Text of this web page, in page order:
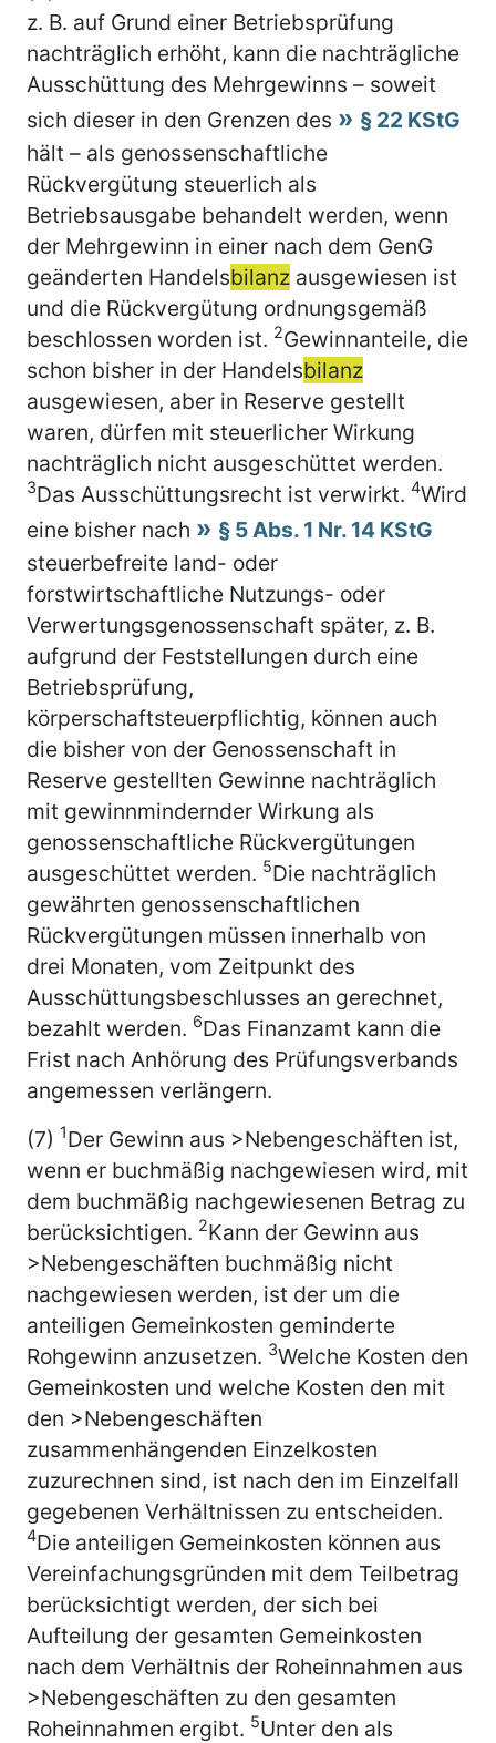
z. B. auf Grund einer Betriebsprüfung
nachträglich erhöht, kann die nachträgliche
Ausschüttung des Mehrgewinns – soweit
sich dieser in den Grenzen des
§ 22 KStG
hält – als genossenschaftliche
Rückvergütung steuerlich als
Betriebsausgabe behandelt werden, wenn
der Mehrgewinn in einer nach dem GenG
geänderten Handelsbilanz ausgewiesen ist
und die Rückvergütung ordnungsgemäß
beschlossen worden ist. 2Gewinnanteile, die
schon bisher in der Handelsbilanz
ausgewiesen, aber in Reserve gestellt
waren, dürfen mit steuerlicher Wirkung
nachträglich nicht ausgeschüttet werden.
3Das Ausschüttungsrecht ist verwirkt. 4Wird
eine bisher nach
§ 5 Abs. 1 Nr. 14 KStG
steuerbefreite land- oder
forstwirtschaftliche Nutzungs- oder
Verwertungsgenossenschaft später, z. B.
aufgrund der Feststellungen durch eine
Betriebsprüfung,
körperschaftsteuerpflichtig, können auch
die bisher von der Genossenschaft in
Reserve gestellten Gewinne nachträglich
mit gewinnmindernder Wirkung als
genossenschaftliche Rückvergütungen
ausgeschüttet werden. 5Die nachträglich
gewährten genossenschaftlichen
Rückvergütungen müssen innerhalb von
drei Monaten, vom Zeitpunkt des
Ausschüttungsbeschlusses an gerechnet,
bezahlt werden. 6Das Finanzamt kann die
Frist nach Anhörung des Prüfungsverbands
angemessen verlängern.
(7) 1Der Gewinn aus >Nebengeschäften ist,
wenn er buchmäßig nachgewiesen wird, mit
dem buchmäßig nachgewiesenen Betrag zu
berücksichtigen. 2Kann der Gewinn aus
>Nebengeschäften buchmäßig nicht
nachgewiesen werden, ist der um die
anteiligen Gemeinkosten geminderte
Rohgewinn anzusetzen. 3Welche Kosten den
Gemeinkosten und welche Kosten den mit
den >Nebengeschäften
zusammenhängenden Einzelkosten
zuzurechnen sind, ist nach den im Einzelfall
gegebenen Verhältnissen zu entscheiden.
4Die anteiligen Gemeinkosten können aus
Vereinfachungsgründen mit dem Teilbetrag
berücksichtigt werden, der sich bei
Aufteilung der gesamten Gemeinkosten
nach dem Verhältnis der Roheinnahmen aus
>Nebengeschäften zu den gesamten
Roheinnahmen ergibt. 5Unter den als